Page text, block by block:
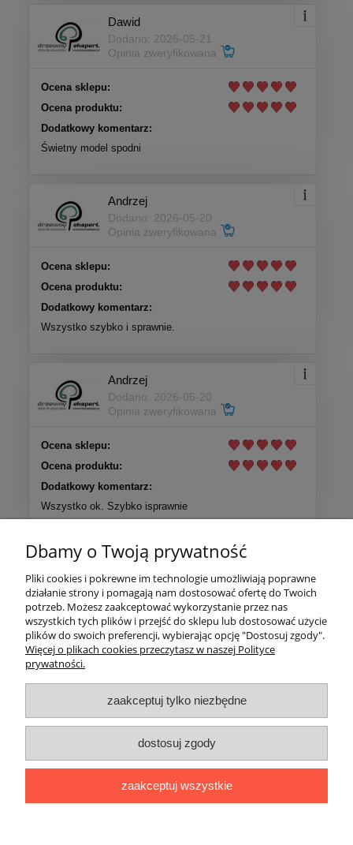
Dawid
Dodano: 2026-05-21
Opinia zweryfikowana
Ocena sklepu:
Ocena produktu:
Dodatkowy komentarz:
Świetny model spodni
Andrzej
Dodano: 2026-05-20
Opinia zweryfikowana
Ocena sklepu:
Ocena produktu:
Dodatkowy komentarz:
Wszystko szybko i sprawnie.
Andrzej
Dodano: 2026-05-20
Opinia zweryfikowana
Ocena sklepu:
Ocena produktu:
Dodatkowy komentarz:
Wszystko ok. Szybko isprawnie
Więcej opinii
Pomoc
Moje konto
info@drzewnyekspert.pl
wzmocnienia mechaniczne drzew
arborystycznychpiły teleskopowespodnie pilarzapasy do
stabilizacja drzewa po posadzeniu
spodnie antyprzecięciowekask pilarzausługa zaplecenia oka na
Dbamy o Twoją prywatność
Pliki cookies i pokrewne im technologie umożliwiają poprawne
działanie strony i pomagają nam dostosować ofertę do Twoich
potrzeb. Możesz zaakceptować wykorzystanie przez nas
wszystkich tych plików i przejść do sklepu lub dostosować użycie
plików do swoich preferencji, wybierając opcję "Dostosuj zgody".
Więcej o plikach cookies przeczytasz w naszej Polityce
prywatności.
zaakceptuj tylko niezbędne
dostosuj zgody
zaakceptuj wszystkie